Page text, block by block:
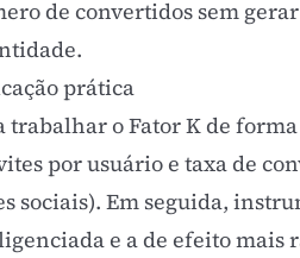
de convertidos sem
prática
trabalhar o Fator K de
por usuário e taxa de
sociais). Em seguida,
e a de efeito mais